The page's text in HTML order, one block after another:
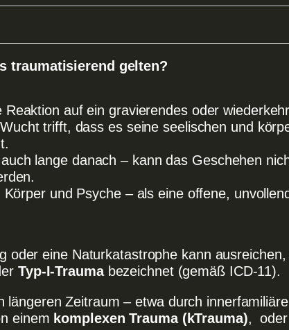
traumatisierend gelten?
auf ein gravierendes oder
trifft, dass es seine seelischen und
lange danach – kann das Geschehen
und Psyche – als eine offene,
oder eine Naturkatastrophe kann
Typ-I-Traumabezeichnet (gemäß ICD-11).
längeren Zeitraum – etwa durch
einem komplexen Trauma (kTrauma), oder